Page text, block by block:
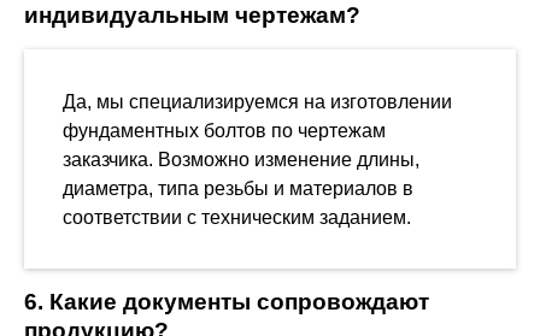
индивидуальным чертежам?
Да, мы специализируемся на изготовлении
фундаментных болтов по чертежам
заказчика. Возможно изменение длины,
диаметра, типа резьбы и материалов в
соответствии с техническим заданием.
6. Какие документы сопровождают
продукцию?